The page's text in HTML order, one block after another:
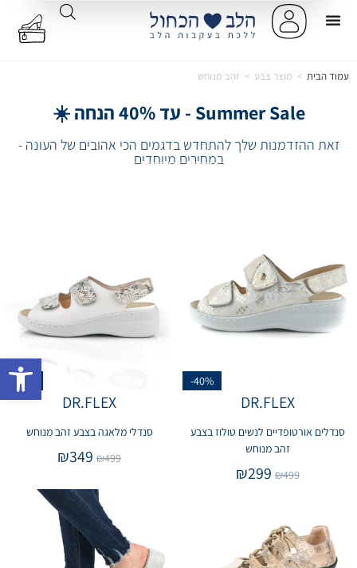
עמוד הבית > מוצר צבע > זהב מנוחש
Summer Sale - עד 40% הנחה ☀️
זאת ההזדמנות שלך להתחדש בדגמים הכי אהובים של העונה -
במחירים מיוחדים
-40%
DR.FLEX
סנדלים אורטופדיים לנשים טולוז בצבע
זהב מנוחש
₪499
₪299
-30%
DR.FLEX
סנדלי מלאגה בצבע זהב מנוחש
₪499
₪349